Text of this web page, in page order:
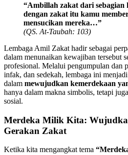
“Ambillah zakat dari sebagian
dengan zakat itu kamu
mensucikan mereka…”
(QS. At-Taubah: 103)
Lembaga Amil Zakat hadir sebagai
dalam menunaikan kewajiban tersebut
profesional. Melalui pengumpulan dan
infak, dan sedekah, lembaga ini
dalam mewujudkan kemerdekaan
hanya dalam makna simbolis, tetapi
sosial.
Merdeka Milik Kita:
Gerakan Zakat
Ketika kita mengangkat tema